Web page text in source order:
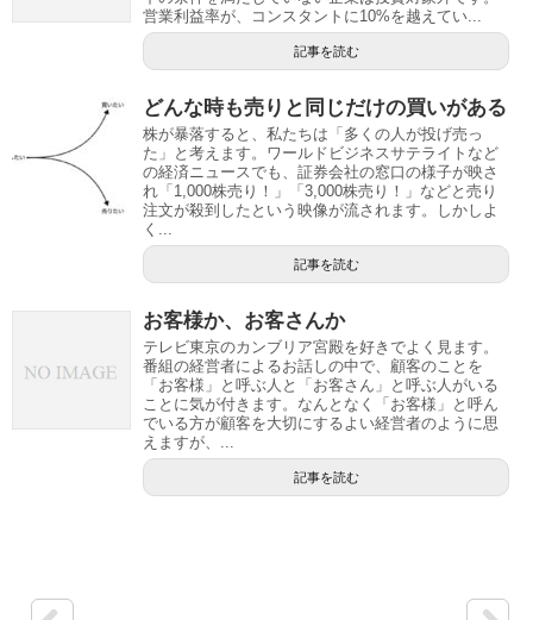
営業利益率が、コンスタントに10%を越えてい...
記事を読む
どんな時も売りと同じだけの買いがある
株が暴落すると、私たちは「多くの人が投げ売っ
た」と考えます。ワールドビジネスサテライトなど
の経済ニュースでも、証券会社の窓口の様子が映さ
れ「1,000株売り！」「3,000株売り！」などと売り
注文が殺到したという映像が流されます。しかしよ
く...
記事を読む
お客様か、お客さんか
テレビ東京のカンブリア宮殿を好きでよく見ます。
番組の経営者によるお話しの中で、顧客のことを
「お客様」と呼ぶ人と「お客さん」と呼ぶ人がいる
ことに気が付きます。なんとなく「お客様」と呼ん
でいる方が顧客を大切にするよい経営者のように思
えますが、...
記事を読む